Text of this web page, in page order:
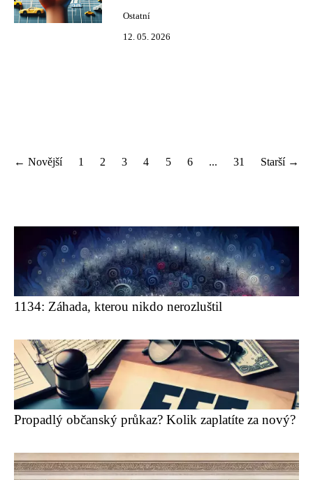
Ostatní
12. 05. 2026
← Novější 1 2 3 4 5 6 ... 31 Starší →
1134: Záhada, kterou nikdo nerozluštil
Propadlý občanský průkaz? Kolik zaplatíte za nový?